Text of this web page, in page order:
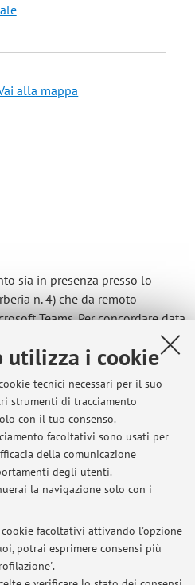
utilizza i cookie
tecnici necessari per il suo
strumenti di tracciamento
con il tuo consenso.
facoltativi sono usati per
della comunicazione
degli utenti.
la navigazione solo con i
facoltativi attivando l'opzione
potrai esprimere consensi più
alla mappa
sia in presenza presso lo
n. 4) che da remoto
Teams. Per concordare data
Unibo della docente.
avvisi
e mercato globale - diritto
- diritto privato e mercato globale e